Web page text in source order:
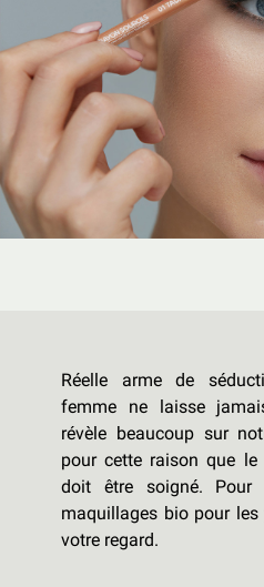
Réelle arme de
femme ne laisse
révèle beaucoup sur
pour cette raison que le
doit être soigné. Pour
maquillages bio pour
votre regard.